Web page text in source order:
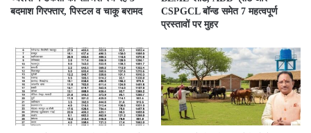
बदमाश गिरफ्तार, पिस्टल व चाकू बरामद
CSPGCL बॉन्ड समेत 7 महत्वपूर्ण
प्रस्तावों पर मुहर